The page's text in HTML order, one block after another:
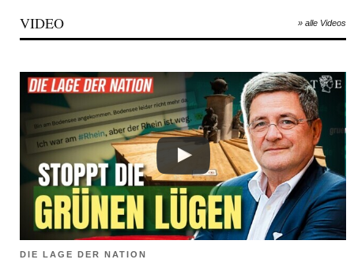
VIDEO » alle Videos
DIE LAGE DER NATION